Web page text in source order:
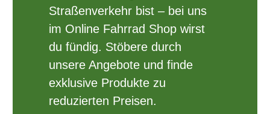
Straßenverkehr bist – bei uns
im Online Fahrrad Shop wirst
du fündig. Stöbere durch
unsere Angebote und finde
exklusive Produkte zu
reduzierten Preisen.